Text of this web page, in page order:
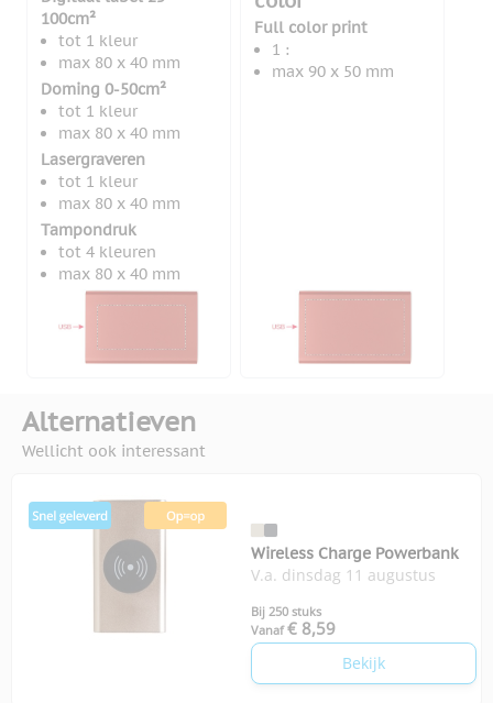
100cm²
tot 1 kleur
max 80 x 40 mm
Doming 0-50cm²
tot 1 kleur
max 80 x 40 mm
Lasergraveren
tot 1 kleur
max 80 x 40 mm
Tampondruk
tot 4 kleuren
max 80 x 40 mm
Full color print
1 :
max 90 x 50 mm
Alternatieven
Wellicht ook interessant
Wireless Charge Powerbank
V.a. dinsdag 11 augustus
Bij 250 stuks
Vanaf € 8,59
Bekijk